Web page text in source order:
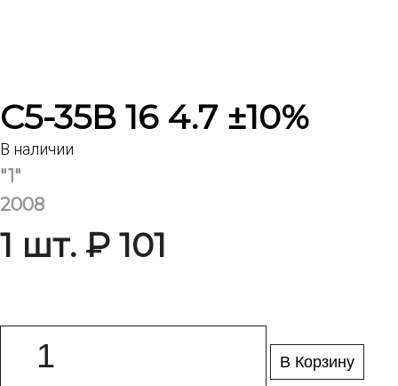
С5-35В 16 4.7 ±10%
В наличии
"1"
2008
1 шт. ₽ 101
В Корзину